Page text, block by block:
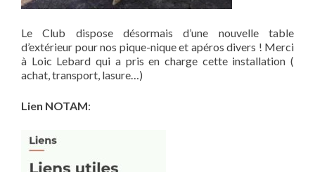
Le Club dispose désormais d’une nouvelle table
d’extérieur pour nos pique-nique et apéros divers ! Merci
à Loic Lebard qui a pris en charge cette installation (
achat, transport, lasure…)
Lien NOTAM: